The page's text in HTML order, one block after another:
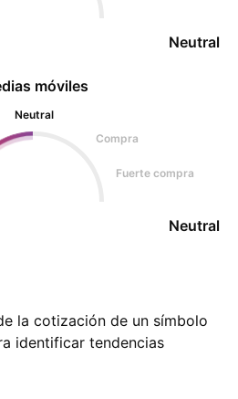
Neutral
móviles
Neutral
Compra
Fuerte compra
Neutral
la cotización de un símbolo
identificar tendencias